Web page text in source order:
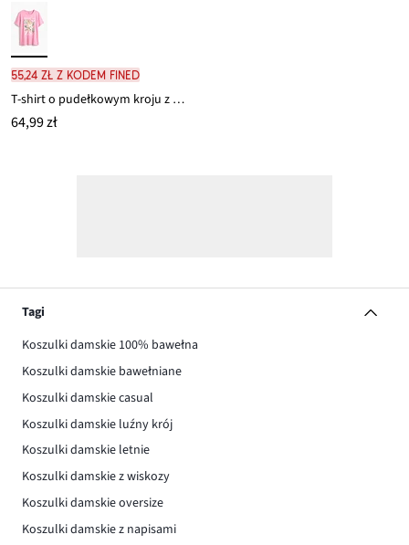
55,24 zł z kodem FINED
T-shirt o pudełkowym kroju z miękkiej wiskozy
64,99 zł
Tagi
Koszulki damskie 100% bawełna
Koszulki damskie bawełniane
Koszulki damskie casual
Koszulki damskie luźny krój
Koszulki damskie letnie
Koszulki damskie z wiskozy
Koszulki damskie oversize
Koszulki damskie z napisami